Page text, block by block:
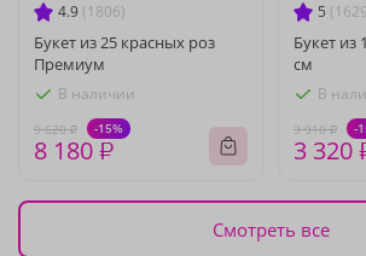
4.9 (1806)
Букет из 25 красных роз
Премиум
В наличии
9 620 ₽ -15%
8 180 ₽
5
Букет из
см
В
3 910 ₽ -
3 320
Смотреть все